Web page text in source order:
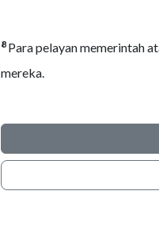
8 Para pelayan memerintah
mereka.